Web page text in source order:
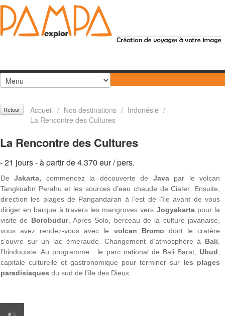
Retour Accueil / Nos destinations / Indonésie /
La Rencontre des Cultures
La Rencontre des Cultures
- 21 jours - à partir de 4.370 eur / pers.
DeJakarta, commencez la découverte de Java par le volcan
Tangkuabn Perahu et les sources d’eau chaude de Ciater. Ensuite,
direction les plages de Pangandaran à l’est de l’île avant de vous
diriger en barque à travers les mangroves vers Jogyakarta pour la
visite de Borobudur. Après Solo, berceau de la culture javanaise,
vous avez rendez-vous avec le volcan Bromo dont le cratère
s’ouvre sur un lac émeraude. Changement d’atmosphère à Bali,
l’hindouiste. Au programme : le parc national de Bali Barat, Ubud,
capitale culturelle et gastronomique pour terminer sur les plages
paradisiaques du sud de l’île des Dieux.